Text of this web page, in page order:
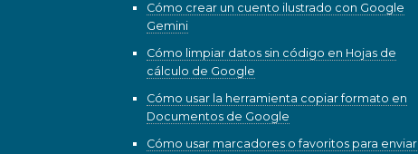
Cómo crear un cuento ilustrado con Google
Gemini
Cómo limpiar datos sin código en Hojas de
cálculo de Google
Cómo usar la herramienta copiar formato en
Documentos de Google
Cómo usar marcadores o favoritos para enviar